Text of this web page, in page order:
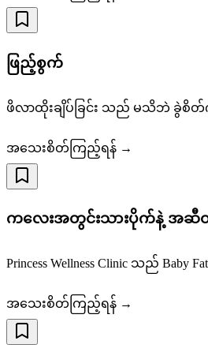
ဖြည့်စွက်
ဖိလာထိုးချိပ်ခြင်း သည် မသိဘဲ ခွဲစိတ်
အသေးစိတ်ကြည့်ရန် →
ကလေးအတွင်းသားပိုက်နဲ့ အဆီ
Princess Wellness Clinic သည်
အသေးစိတ်ကြည့်ရန် →